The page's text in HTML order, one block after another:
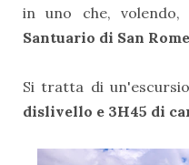
in uno che, volendo,
Santuario di San
Si tratta di
dislivello e 3H45 di